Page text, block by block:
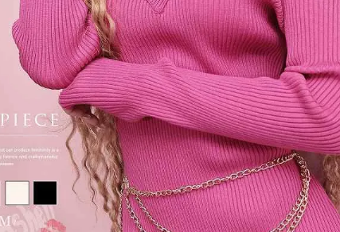
装映えをお届け。
るしっかりした
「これどこに売ってるの？」とついつい聞かれ
論、流行りのスタイルや日本であまり売ってない
ともかぶりたくない！というおしゃれ女子必見の
PICKUP CONTENTS
LOOKBOOK